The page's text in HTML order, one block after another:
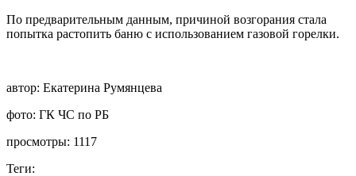
По предварительным данным, причиной возгорания стала
попытка растопить баню с использованием газовой горелки.
автор: Екатерина Румянцева
фото: ГК ЧС по РБ
просмотры: 1117
Теги: